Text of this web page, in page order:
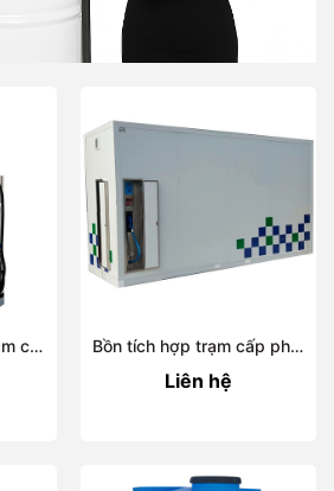
Bồn chứa tích hợp trạm cấp phát BLUEBOX EX-A Bồn tích hợp trạm cấp phát BLUEBOX EX-F
Liên hệ